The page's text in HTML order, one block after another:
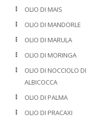
OLIO DI MAIS
OLIO DI MANDORLE
OLIO DI MARULA
OLIO DI MORINGA
OLIO DI NOCCIOLO DI
ALBICOCCA
OLIO DI PALMA
OLIO DI PRACAXI